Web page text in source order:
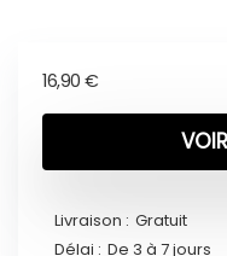
16,90 €
Livraison : Gratuit
Délai : De 3 à 7 jours